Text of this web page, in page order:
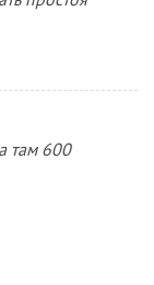
там 600